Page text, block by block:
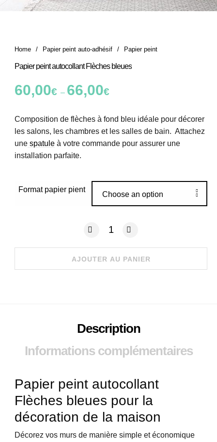
Home / Papier peint auto-adhésif / Papier peint
Papier peint autocollant Flèches bleues
60,00€ – 66,00€
Composition de flèches à fond bleu idéale pour décorer
les salons, les chambres et les salles de bain. Attachez
une spatule à votre commande pour assurer une
installation parfaite.
Format papier pient
Choose an option
quantité de Papier peint autocollant
AJOUTER AU PANIER
Description
Informations complémentaires
Papier peint autocollant
Flèches bleues pour la
décoration de la maison
Décorez vos murs de manière simple et économique